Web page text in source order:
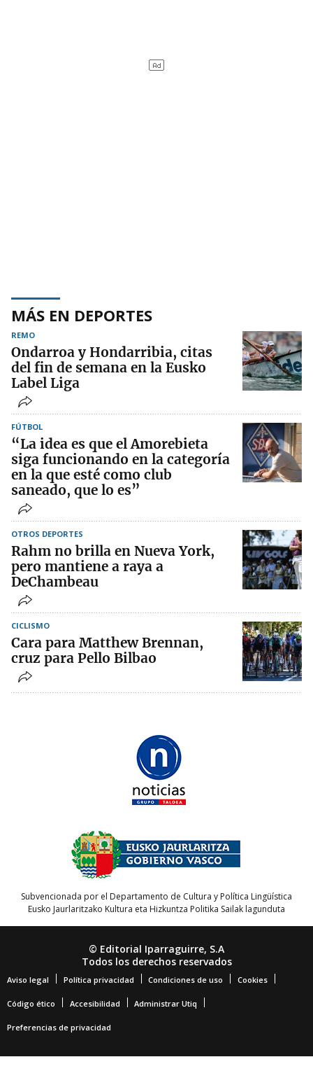
MÁS EN DEPORTES
REMO
Ondarroa y Hondarribia, citas
del fin de semana en la Eusko
Label Liga
FÚTBOL
“La idea es que el Amorebieta
siga funcionando en la categoría
en la que esté como club
saneado, que lo es”
OTROS DEPORTES
Rahm no brilla en Nueva York,
pero mantiene a raya a
DeChambeau
CICLISMO
Cara para Matthew Brennan,
cruz para Pello Bilbao
Subvencionada por el Departamento de Cultura y Política Lingüística
Eusko Jaurlaritzako Kultura eta Hizkuntza Politika Sailak lagunduta
© Editorial Iparraguirre, S.A
Todos los derechos reservados
Aviso legal Política privacidad Condiciones de uso Cookies
Código ético Accesibilidad Administrar Utiq
Preferencias de privacidad